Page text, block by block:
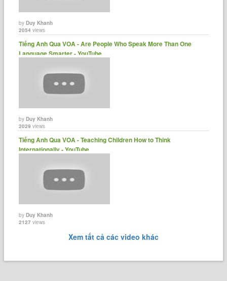
byDuy Khanh
2054 views
Tiếng Anh Qua VOA - Are People Who Speak More Than One
Language Smarter - YouTube
byDuy Khanh
2029 views
Tiếng Anh Qua VOA - Teaching Children How to Think
Internationally - YouTube
byDuy Khanh
2127 views
Xem tất cả các video khác